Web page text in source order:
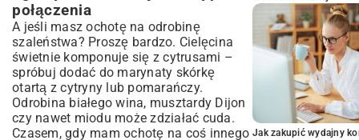
połączenia
A jeśli masz ochotę na odrobinę
szaleństwa? Proszę bardzo. Cielęcina
świetnie komponuje się z cytrusami –
spróbuj dodać do marynaty skórkę
otartą z cytryny lub pomarańczy.
Odrobina białego wina, musztardy Dijon
czy nawet miodu może zdziałać cuda.
Czasem, gdy mam ochotę na coś innego Jak zakupić wydajny